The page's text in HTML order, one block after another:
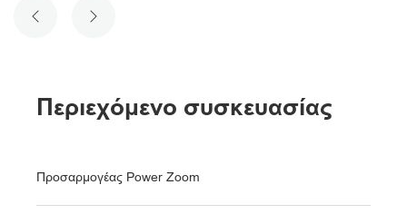
ΠΡΟΗΓΟΎΜΕΝΗ ΔΙΑΦΆΝΕΙΑ
ΕΠΌΜΕΝΗ ΔΙΑΦΆΝΕΙΑ
Περιεχόμενο συσκευασίας
Προσαρμογέας Power Zoom